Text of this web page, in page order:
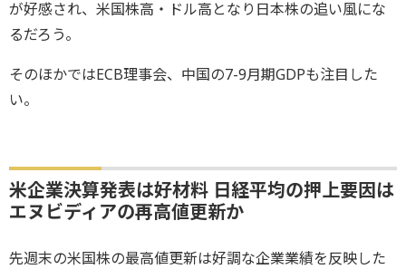
が好感され、米国株高・ ドル高となり日本株の追い風にな
るだろう。
そのほかではECB理事会、中国の7-9月期GDPも注目した
い。
米企業決算発表は好材料 日経平均の押上要因は
エヌビディアの再高値更新か
先週末の米国株の最高値更新は好調な企業業績を反映した